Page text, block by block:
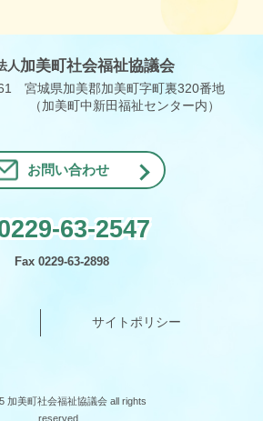
人 加美町社会福祉協議会
宮城県加美郡加美町字町裏320番地
（加美町中新田福祉センター内）
お問い合わせ
63-2547
Fax 0229-63-2898
サイトポリシー
加美町社会福祉協議会 all rights
reserved.